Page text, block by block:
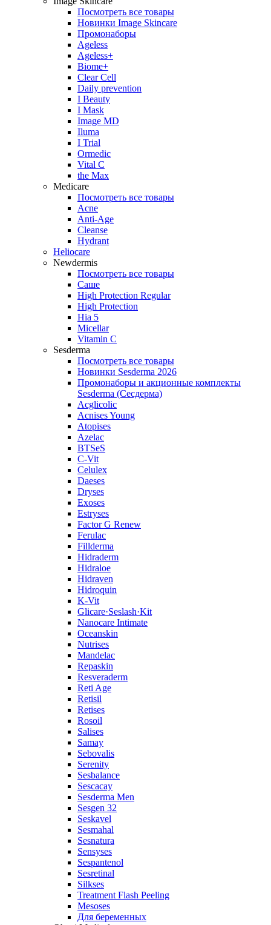
Посмотреть все товары
Новинки Image Skincare
Промонаборы
Ageless
Ageless+
Biome+
Clear Cell
Daily prevention
I Beauty
I Mask
Image MD
Iluma
I Trial
Ormedic
Vital C
the Max
Medicare
Посмотреть все товары
Acne
Anti‑Age
Cleanse
Hydrant
Heliocare
Newdermis
Посмотреть все товары
Саше
High Protection Regular
High Protection
Hia 5
Micellar
Vitamin C
Sesderma
Посмотреть все товары
Новинки Sesderma 2026
Промонаборы и акционные комплекты
Sesderma (Сесдерма)
Acglicolic
Acnises Young
Atopises
Azelac
BTSeS
C‑Vit
Celulex
Daeses
Dryses
Exoses
Estryses
Factor G Renew
Ferulac
Fillderma
Hidraderm
Hidraloe
Hidraven
Hidroquin
K-Vit
Glicare·Seslash·Kit
Nanocare Intimate
Oceanskin
Nutrises
Mandelac
Repaskin
Resveraderm
Reti Age
Retisil
Retises
Rosoil
Salises
Samay
Sebovalis
Serenity
Sesbalance
Sescacay
Sesderma Men
Sesgen 32
Seskavel
Sesmahal
Sesnatura
Sensyses
Sespantenol
Sesretinal
Silkses
Treatment Flash Peeling
Mesoses
Для беременных